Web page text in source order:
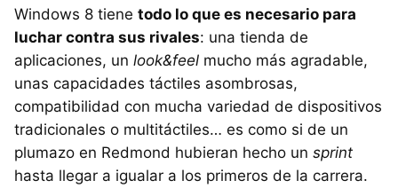
Windows 8 tiene todo lo que es necesario para
luchar contra sus rivales: una tienda de
aplicaciones, un look&feel mucho más agradable,
unas capacidades táctiles asombrosas,
compatibilidad con mucha variedad de dispositivos
tradicionales o multitáctiles… es como si de un
plumazo en Redmond hubieran hecho un sprint
hasta llegar a igualar a los primeros de la carrera.